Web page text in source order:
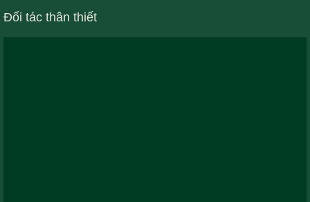
Đối tác thân thiết